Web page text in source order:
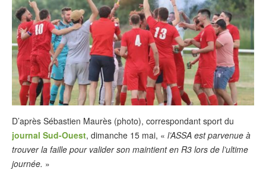
D’après Sébastien Maurès (photo), correspondant sport du
journal Sud-Ouest, dimanche 15 mai, « l’ASSA est parvenue à
trouver la faille pour valider son maintient en R3 lors de l’ultime
journée. »